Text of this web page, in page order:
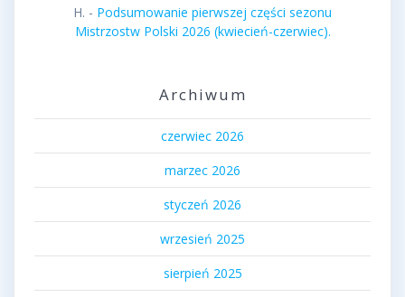
H. - Podsumowanie pierwszej części sezonu
Mistrzostw Polski 2026 (kwiecień-czerwiec).
Archiwum
czerwiec 2026
marzec 2026
styczeń 2026
wrzesień 2025
sierpień 2025